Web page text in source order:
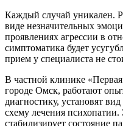
Каждый случай уникален.
виде незначительных
проявлениях агрессии в
симптоматика будет
прием у специалиста не
В частной клинике
городе Омск, работают
диагностику, установят
схему лечения
стабилизирует состояние